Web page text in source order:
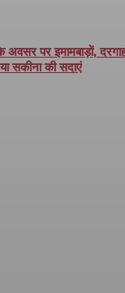
पर इमामबाड़ों,
सकीना की सदाएं